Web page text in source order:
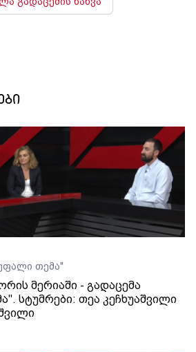
თემა"
მერიაში - გადაცემა
სტუმრები: თეა კეჩხუაშვილი